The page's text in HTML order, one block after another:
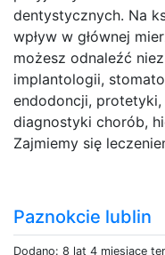
dentystycznych. Na
wpływ w głównej
możesz odnaleźć
implantologii,
endodoncji,
diagnostyki chorób,
Zajmiemy się
Paznokcie lublin
Dodano: 8 lat 4 miesiące